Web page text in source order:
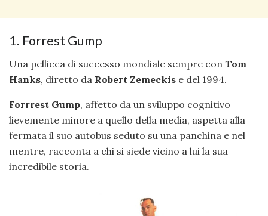
1. Forrest Gump
Una pellicca di successo mondiale sempre con Tom
Hanks, diretto da Robert Zemeckis e del 1994.
Forrrest Gump, affetto da un sviluppo cognitivo
lievemente minore a quello della media, aspetta alla
fermata il suo autobus seduto su una panchina e nel
mentre, racconta a chi si siede vicino a lui la sua
incredibile storia.